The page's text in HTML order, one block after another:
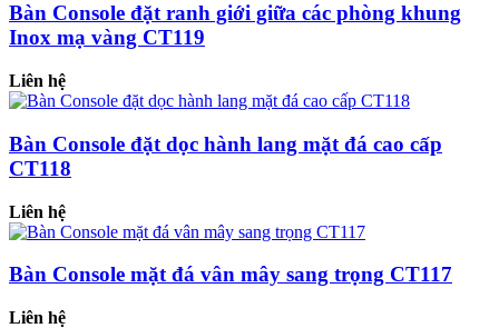
Bàn Console đặt ranh giới giữa các phòng khung
Inox mạ vàng CT119
Liên hệ
Bàn Console đặt dọc hành lang mặt đá cao cấp
CT118
Liên hệ
Bàn Console mặt đá vân mây sang trọng CT117
Liên hệ